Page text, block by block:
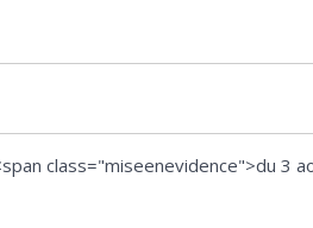
class="miseenevidence">du 3